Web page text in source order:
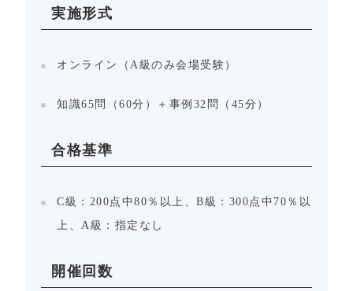
実施形式
オンライン（A級のみ会場受験）
知識65問（60分）＋事例32問（45分）
合格基準
C級：200点中80％以上、B級：300点中70％以
上、A級：指定なし
開催回数